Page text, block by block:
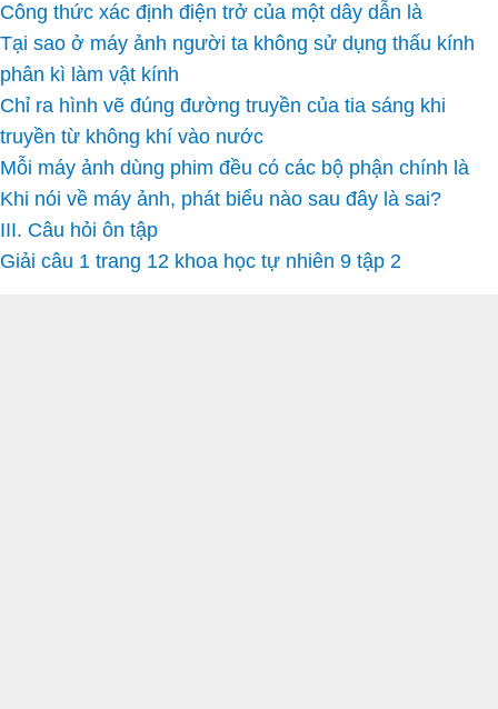
Công thức xác định điện trở của một dây dẫn là
Tại sao ở máy ảnh người ta không sử dụng thấu kính
phân kì làm vật kính
Chỉ ra hình vẽ đúng đường truyền của tia sáng khi
truyền từ không khí vào nước
Mỗi máy ảnh dùng phim đều có các bộ phận chính là
Khi nói về máy ảnh, phát biểu nào sau đây là sai?
III. Câu hỏi ôn tập
Giải câu 1 trang 12 khoa học tự nhiên 9 tập 2